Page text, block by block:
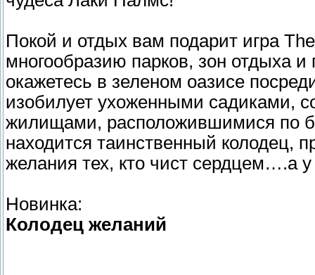
Покой и отдых вам подарит игра
многообразию парков, зон отдыха
окажетесь в зеленом оазисе
изобилует ухоженными садиками,
жилищами, расположившимися по
находится таинственный колодец,
желания тех, кто чист сердцем….а
Новинка:
Колодец желаний